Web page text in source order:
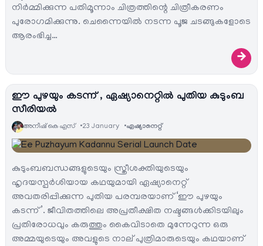
നിർമ്മിക്കുന്ന പതിമൂന്നാം ചിത്രത്തിന്റെ ചിത്രീകരണം
പുരോഗമിക്കുന്നു. ചെന്നൈയിൽ നടന്ന പൂജ ചടങ്ങുകളോടെ
ആരംഭിച്ച…
→
ഈ പുഴയും കടന്ന് , ഏഷ്യാനെറ്റിൽ പുതിയ കുടുംബ
സീരിയൽ
അനീഷ്‌ കെ എസ് 23 January ഏഷ്യാനെറ്റ്‌
കുടുംബബന്ധങ്ങളുടെയും സ്ത്രീശക്തിയുടെയും
ഹൃദയസ്പർശിയായ കഥയുമായി ഏഷ്യാനെറ്റ്
അവതരിപ്പിക്കുന്ന പുതിയ പരമ്പരയാണ് ‘ഈ പുഴയും
കടന്ന് ’. ജീവിതത്തിലെ അപ്രതീക്ഷിത നഷ്ടങ്ങൾക്കിടയിലും
പ്രതിരോധവും കരുത്തും കൈവിടാതെ മുന്നേറുന്ന ഒരു
അമ്മയുടെയും അവളുടെ നാല് പുത്രിമാരുടെയും കഥയാണ്